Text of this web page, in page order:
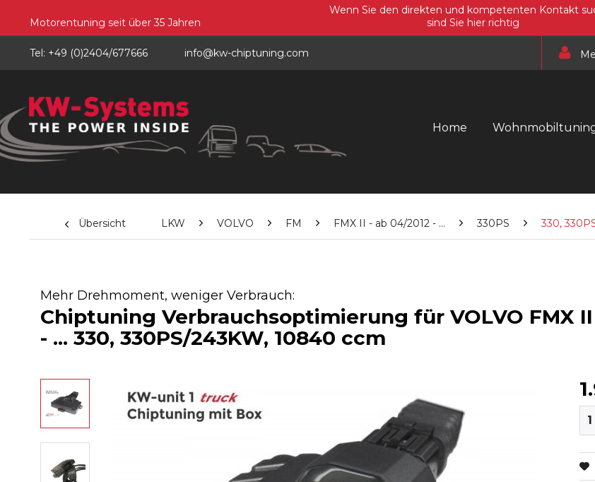
Motorentuning seit über 35 Jahren
Wenn Sie den direkten und kompetenten Kontakt
sind Sie hier richtig
Tel: +49 (0)2404/677666 info@kw-chiptuning.com
Home
Übersicht LKW VOLVO FM FMX II - ab 04/2012 - ... 330PS 330,
Mehr Drehmoment, weniger Verbrauch:
Chiptuning Verbrauchsoptimierung für VOLVO FMX II
- ... 330, 330PS/243KW, 10840 ccm